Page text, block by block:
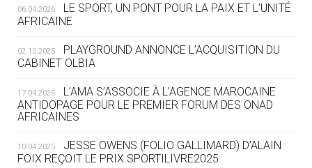
05.08 — TIR À L'ARC
DES MONDIAUX À BRISBANE SUR LA
ROUTE DES JO 2032
LE VILLAGE OLYMPIQUE DES ARAVIS
SE DESSINE
LE COJOP A TROUVÉ SON VILLAGE
06.04.2026
LE SPORT, UN PONT POUR LA PAIX ET L’UNITÉ
AFRICAINE
02.10.2025
PLAYGROUND ANNONCE L’ACQUISITION DU
CABINET OLBIA
17.04.2025
L’AMA S’ASSOCIE À L’AGENCE MAROCAINE
ANTIDOPAGE POUR LE PREMIER FORUM DES ONAD
AFRICAINES
10.04.2025
JESSE OWENS (FOLIO GALLIMARD) D’ALAIN
FOIX REÇOIT LE PRIX SPORTILIVRE2025